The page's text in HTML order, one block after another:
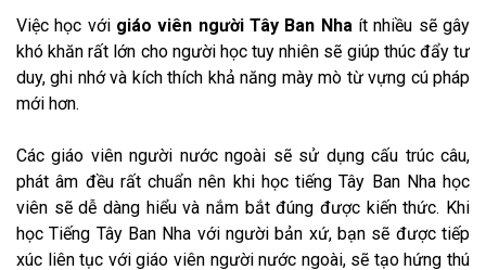
Việc học với giáo viên người Tây Ban Nha ít nhiều sẽ gây
khó khăn rất lớn cho người học tuy nhiên sẽ giúp thúc đẩy tư
duy, ghi nhớ và kích thích khả năng mày mò từ vựng cú pháp
mới hơn.
Các giáo viên người nước ngoài sẽ sử dụng cấu trúc câu,
phát âm đều rất chuẩn nên khi học tiếng Tây Ban Nha học
viên sẽ dễ dàng hiểu và nắm bắt đúng được kiến thức. Khi
học Tiếng Tây Ban Nha với người bản xứ, bạn sẽ được tiếp
xúc liên tục với giáo viên người nước ngoài, sẽ tạo hứng thú